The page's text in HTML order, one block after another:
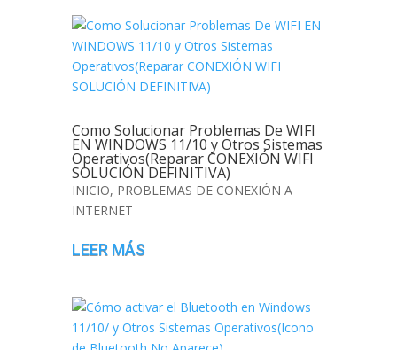
Como Solucionar Problemas De WIFI
EN WINDOWS 11/10 y Otros Sistemas
Operativos(Reparar CONEXIÓN WIFI
SOLUCIÓN DEFINITIVA)
INICIO, PROBLEMAS DE CONEXIÓN A
INTERNET
LEER MÁS